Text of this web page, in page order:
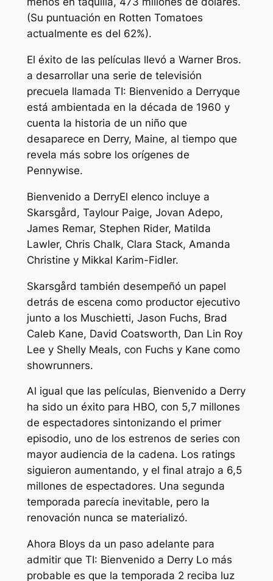
(Su puntuación en Rotten Tomatoes
actualmente es del 62%).
El éxito de las películas llevó a Warner Bros.
a desarrollar una serie de televisión
precuela llamada TI: Bienvenido a Derryque
está ambientada en la década de 1960 y
cuenta la historia de un niño que
desaparece en Derry, Maine, al tiempo que
revela más sobre los orígenes de
Pennywise.
Bienvenido a DerryEl elenco incluye a
Skarsgård, Taylour Paige, Jovan Adepo,
James Remar, Stephen Rider, Matilda
Lawler, Chris Chalk, Clara Stack, Amanda
Christine y Mikkal Karim-Fidler.
Skarsgård también desempeñó un papel
detrás de escena como productor ejecutivo
junto a los Muschietti, Jason Fuchs, Brad
Caleb Kane, David Coatsworth, Dan Lin Roy
Lee y Shelly Meals, con Fuchs y Kane como
showrunners.
Al igual que las películas, Bienvenido a Derry
ha sido un éxito para HBO, con 5,7 millones
de espectadores sintonizando el primer
episodio, uno de los estrenos de series con
mayor audiencia de la cadena. Los ratings
siguieron aumentando, y el final atrajo a 6,5 ​​
millones de espectadores. Una segunda
temporada parecía inevitable, pero la
renovación nunca se materializó.
Ahora Bloys da un paso adelante para
admitir que TI: Bienvenido a DerryLo más
probable es que la temporada 2 reciba luz